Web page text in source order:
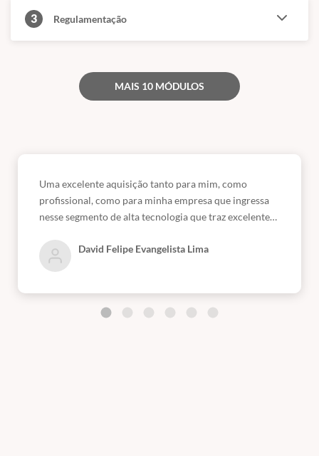
3 Regulamentação
MAIS 10 MÓDULOS
Uma excelente aquisição tanto para mim, como
profissional, como para minha empresa que ingressa
nesse segmento de alta tecnologia que traz excelentes
Rural, que fazem parte das Expertises da Geoagre
Assessoria.
David Felipe Evangelista Lima